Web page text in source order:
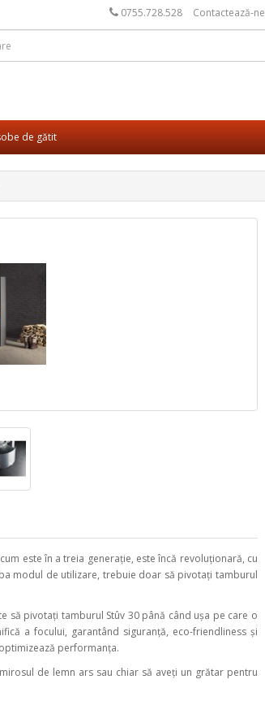
0755.728.528 Contactează-ne
de gătit
este în a treia generație, este încă revoluționară, cu
modul de utilizare, trebuie doar să pivotați tamburul
să pivotați tamburul Stûv 30 până când ușa pe care o
a focului, garantând siguranță, eco-friendliness și
performanța.
de lemn ars sau chiar să aveți un grătar pentru